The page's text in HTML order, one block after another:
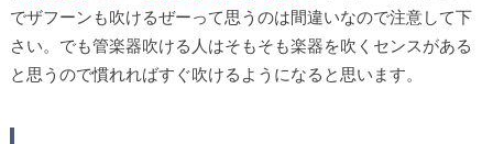
でザフーンも吹けるぜーって思うのは間違いなので注意して下
さい。でも管楽器吹ける人はそもそも楽器を吹くセンスがある
と思うので慣れればすぐ吹けるようになると思います。